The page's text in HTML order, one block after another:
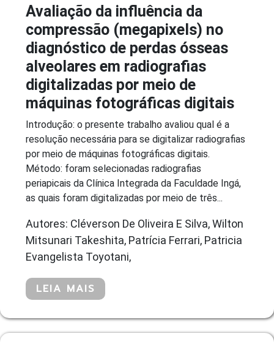
Avaliação da influência da
compressão (megapixels) no
diagnóstico de perdas ósseas
alveolares em radiografias
digitalizadas por meio de
máquinas fotográficas digitais
Introdução: o presente trabalho avaliou qual é a
resolução necessária para se digitalizar radiografias
por meio de máquinas fotográficas digitais.
Método: foram selecionadas radiografias
periapicais da Clínica Integrada da Faculdade Ingá,
as quais foram digitalizadas por meio de três...
Autores: Cléverson De Oliveira E Silva, Wilton
Mitsunari Takeshita, Patrícia Ferrari, Patricia
Evangelista Toyotani,
LEIA MAIS